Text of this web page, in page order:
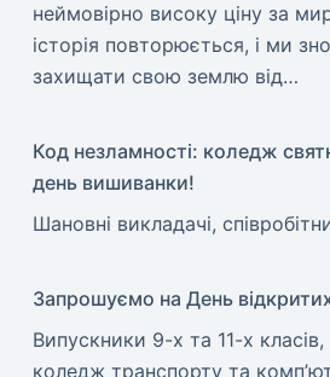
неймовірно високу ціну за
історія повторюється, і ми
захищати свою землю від…
Код незламності: коледж
день вишиванки!
​Шановні викладачі,
Запрошуємо на День
Випускники 9-х та 11-х
коледж транспорту та